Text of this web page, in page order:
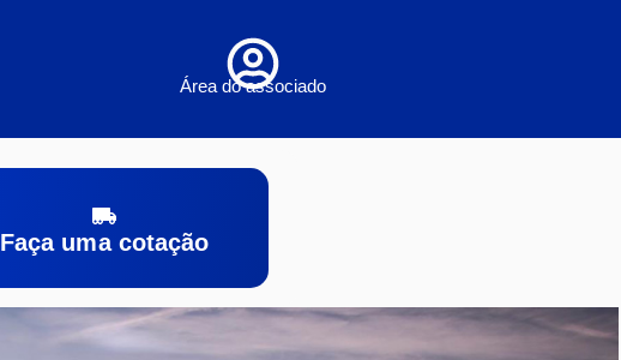
Área do associado
Faça uma cotação